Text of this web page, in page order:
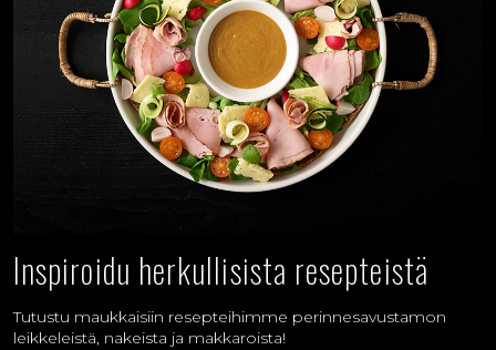
Inspiroidu herkullisista resepteistä
Tutustu maukkaisiin resepteihimme perinnesavustamon
leikkeleistä, nakeista ja makkaroista!